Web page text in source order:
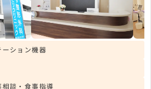
ション機器
談・食事指導